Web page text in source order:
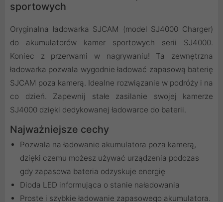
sportowych
Oryginalna ładowarka SJCAM (model SJ4000 Charger)
do akumulatorów kamer sportowych serii SJ4000.
Koniec z przerwami w nagrywaniu! Ta zewnętrzna
ładowarka pozwala wygodnie ładować zapasową baterię
SJCAM poza kamerą. Idealne rozwiązanie w podróży i na
co dzień. Zapewnij stałe zasilanie swojej kamerze
SJ4000 dzięki dedykowanej ładowarce do baterii.
Najważniejsze cechy
Pozwala na ładowanie akumulatora poza kamerą,
dzięki czemu możesz używać urządzenia podczas
gdy zapasowa bateria odzyskuje energię
Dioda LED informująca o stanie naładowania
Proste i szybkie ładowanie zapasowego akumulatora.